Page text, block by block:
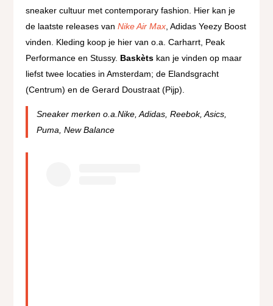
sneaker cultuur met contemporary fashion. Hier kan je
de laatste releases vanNike Air Max , Adidas Yeezy Boost
vinden. Kleding koop je hier van o.a. Carharrt, Peak
Performance en Stussy. Baskèts kan je vinden op maar
liefst twee locaties in Amsterdam; de Elandsgracht
(Centrum) en de Gerard Doustraat (Pijp).
Sneaker merken o.a.Nike, Adidas, Reebok, Asics,
Puma, New Balance